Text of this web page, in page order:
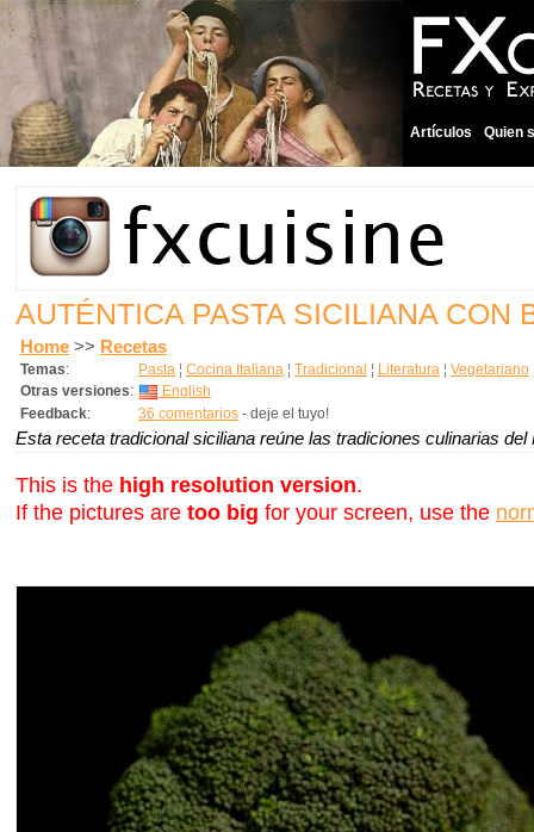
Artículos Quien
AUTÉNTICA PASTA SICILIANA CON
Home >> Recetas
Temas: Pasta ¦ Cocina Italiana ¦ Tradicional ¦ Literatura ¦ Vegetariano
Otras versiones:
English
Feedback: 36 comentarios - deje el tuyo!
Esta receta tradicional siciliana reúne las tradiciones culinarias
This is the high resolution version.
If the pictures are too big for your screen, use the